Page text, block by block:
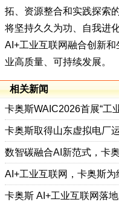
拓、资源整合和实践探索
将坚持久久为功、自我进
AI+工业互联网融合创新
业高质量、可持续发展。
相关新闻
卡奥斯WAIC2026首展“工
数智碳融合AI新范式，卡
AI+工业互联网，卡奥斯
卡奥斯 AI+工业互联网落